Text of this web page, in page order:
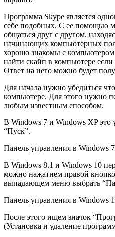
Программа Skype является
себе подобных. С ее помощью
общаться друг с другом,
начинающих компьютерных
хорошо знакомы с компьютером
найти скайп в компьютере если
Ответ на него можно будет
Для начала нужно убедиться
компьютере. Для этого нужно
любым известным способом.
В Windows 7 и Windows XP это
“Пуск”.
Панель управления в Windows 7
В Windows 8.1 и Windows 10
можно нажатием правой
выпадающем меню выбрать
Панель управления в Windows
После этого ищем значок
(Установка и удаление